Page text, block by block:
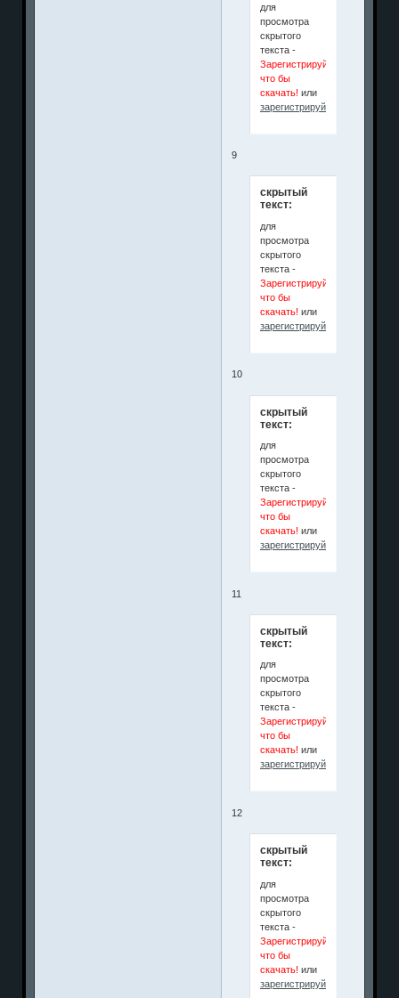
для
просмотра
скрытого
текста -
Зарегистрируйся
что бы
скачать! или
зарегистрируйтесь
9
скрытый
текст:
для
просмотра
скрытого
текста -
Зарегистрируйся
что бы
скачать! или
зарегистрируйтесь
10
скрытый
текст:
для
просмотра
скрытого
текста -
Зарегистрируйся
что бы
скачать! или
зарегистрируйтесь
11
скрытый
текст:
для
просмотра
скрытого
текста -
Зарегистрируйся
что бы
скачать! или
зарегистрируйтесь
12
скрытый
текст:
для
просмотра
скрытого
текста -
Зарегистрируйся
что бы
скачать! или
зарегистрируйтесь